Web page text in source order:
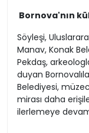
Bornova'nın
Söyleşi,
Manav, Konak
Pekdaş,
duyan
Belediyesi,
mirası daha
ilerlemeye